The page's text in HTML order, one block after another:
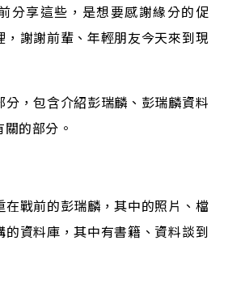
分享這些，是想要感謝緣分的促
，謝謝前輩、年輕朋友今天來到現
分，包含介紹彭瑞麟、彭瑞麟資料
的部分。
在戰前的彭瑞麟，其中的照片、檔
的資料庫，其中有書籍、資料談到